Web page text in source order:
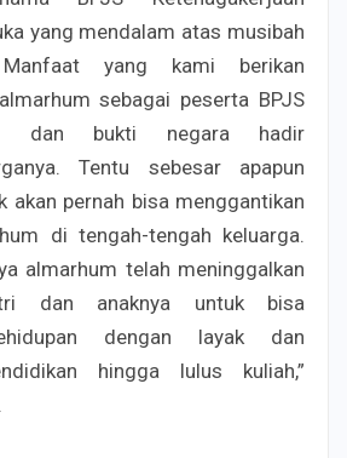
yang mendalam atas musibah
yang kami berikan
sebagai peserta BPJS
dan bukti negara hadir
Tentu sebesar apapun
akan pernah bisa menggantikan
di tengah-tengah keluarga.
almarhum telah meninggalkan
dan anaknya untuk bisa
dengan layak dan
hingga lulus kuliah,”